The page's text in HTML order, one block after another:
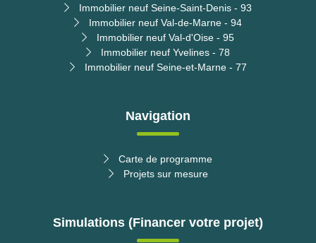
Immobilier neuf Seine-Saint-Denis - 93
Immobilier neuf Val-de-Marne - 94
Immobilier neuf Val-d'Oise - 95
Immobilier neuf Yvelines - 78
Immobilier neuf Seine-et-Marne - 77
Navigation
Carte de programme
Projets sur mesure
Simulations (Financer votre projet)